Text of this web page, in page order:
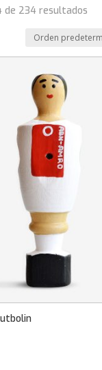
de 234 resultados